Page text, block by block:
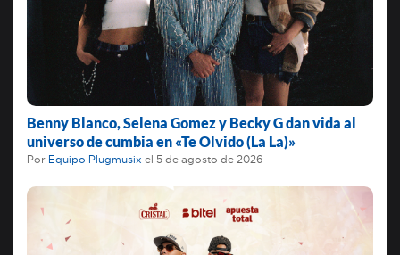
Benny Blanco, Selena Gomez y Becky G dan vida al
universo de cumbia en «Te Olvido (La La)»
Por Equipo Plugmusix el 5 de agosto de 2026